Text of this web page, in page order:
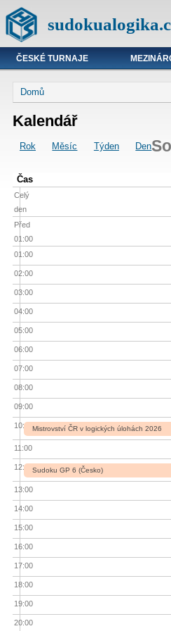
ČESKÉ TURNAJE
Domů
Kalendář
Rok Měsíc Týden Den
Čas
Celý
den
Před
01:00
01:00
02:00
03:00
04:00
05:00
06:00
07:00
08:00
09:00
10:00Mistrovství ČR v logických úlohách 2026
11:00
12:00Sudoku GP 6 (Česko)
13:00
14:00
15:00
16:00
17:00
18:00
19:00
20:00